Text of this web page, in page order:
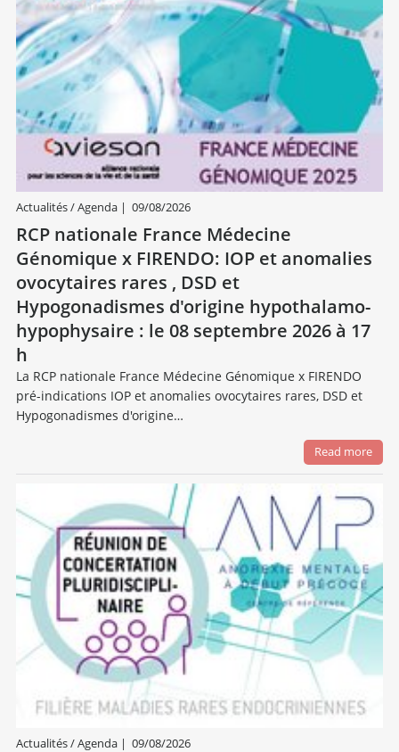
Actualités / Agenda| 09/08/2026
RCP nationale France Médecine
Génomique x FIRENDO: IOP et anomalies
ovocytaires rares , DSD et
Hypogonadismes d'origine hypothalamo-
hypophysaire : le 08 septembre 2026 à 17
h
La RCP nationale France Médecine Génomique x FIRENDO
pré-indications IOP et anomalies ovocytaires rares, DSD et
Hypogonadismes d'origine…
Read more
Actualités / Agenda| 09/08/2026